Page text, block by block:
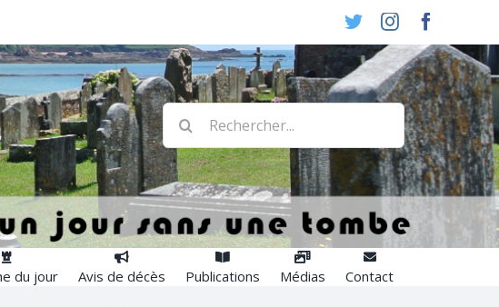
TwitterInstagram
Rechercher:
du jour Avis de décès Publications Médias Contact